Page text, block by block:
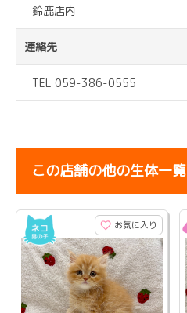
鈴鹿店内
連絡先
TEL 059-386-0555
この店舗の他の生体一覧
お気に入り